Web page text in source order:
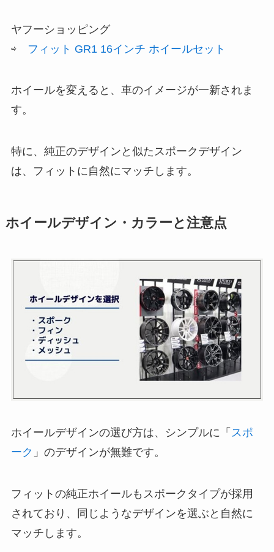
ヤフーショッピング
⇨
フィット GR1 16インチ ホイールセット
ホイールを変えると、車のイメージが一新されま
す。
特に、純正のデザインと似たスポークデザイン
は、フィットに自然にマッチします。
ホイールデザイン・カラーと注意点
ホイールデザインの選び方は、シンプルに「 スポ
ーク 」のデザインが無難です。
フィットの純正ホイールもスポークタイプが採用
されており、同じようなデザインを選ぶと自然に
マッチします。